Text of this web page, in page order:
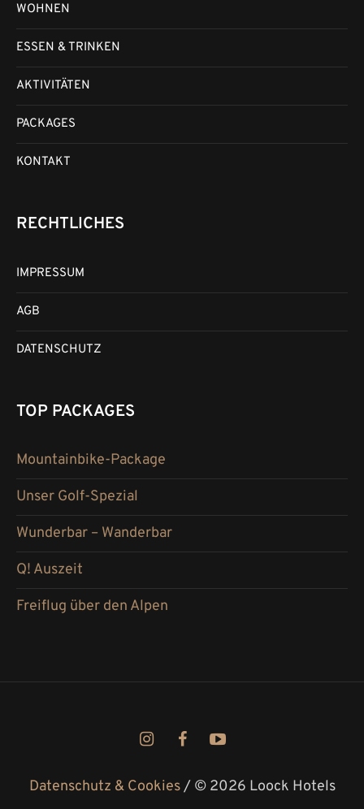
WOHNEN
ESSEN & TRINKEN
AKTIVITÄTEN
PACKAGES
KONTAKT
RECHTLICHES
IMPRESSUM
AGB
DATENSCHUTZ
TOP PACKAGES
Mountainbike-Package
Unser Golf-Spezial
Wunderbar – Wanderbar
Q! Auszeit
Freiflug über den Alpen
Datenschutz & Cookies/ © 2026 Loock Hotels